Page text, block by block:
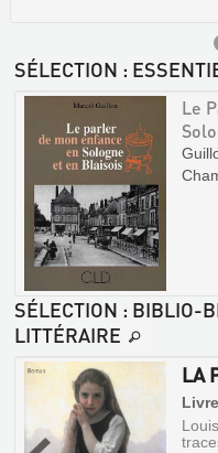
SOUVIENS-
TOI
Livre
Guillon,
Marcel
|
Editions
la
Pochatière,
SÉLECTION :
Le
SÉLECTION : BIBLIO-
LITTÉRAIRE
LA